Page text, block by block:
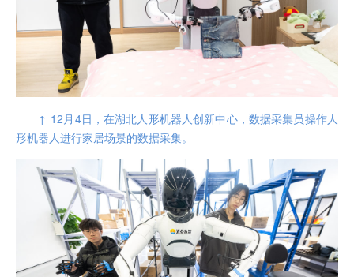
↑ 12月4日，在湖北人形机器人创新中心，数据采集员操作人
形机器人进行家居场景的数据采集。